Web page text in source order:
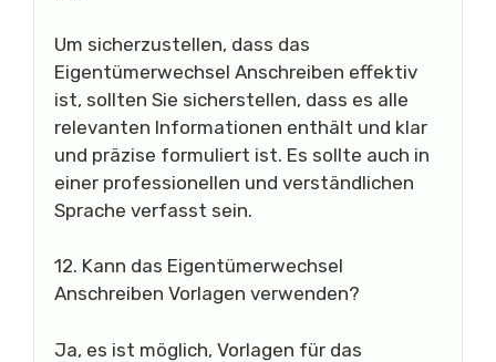
Um sicherzustellen, dass das
Eigentümerwechsel Anschreiben effektiv
ist, sollten Sie sicherstellen, dass es alle
relevanten Informationen enthält und klar
und präzise formuliert ist. Es sollte auch in
einer professionellen und verständlichen
Sprache verfasst sein.
12. Kann das Eigentümerwechsel
Anschreiben Vorlagen verwenden?
Ja, es ist möglich, Vorlagen für das